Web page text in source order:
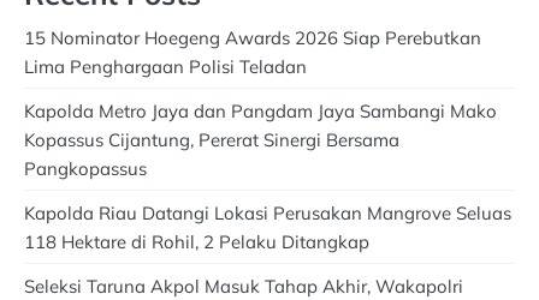
15 Nominator Hoegeng Awards 2026 Siap Perebutkan
Lima Penghargaan Polisi Teladan
Kapolda Metro Jaya dan Pangdam Jaya Sambangi Mako
Kopassus Cijantung, Pererat Sinergi Bersama
Pangkopassus
Kapolda Riau Datangi Lokasi Perusakan Mangrove Seluas
118 Hektare di Rohil, 2 Pelaku Ditangkap
Seleksi Taruna Akpol Masuk Tahap Akhir, Wakapolri